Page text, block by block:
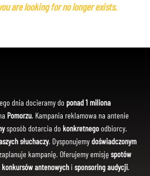
are looking for no longer exists.
dnia docieramy do ponad 1 miliona
Pomorzu. Kampania reklamowa na antenie
sposób dotarcia dokonkretnegoodbiorcy.
słuchaczy. Dysponujemydoświadczonym
kampanię. Oferujemy emisję spotów
antenowychi sponsoring audycji.